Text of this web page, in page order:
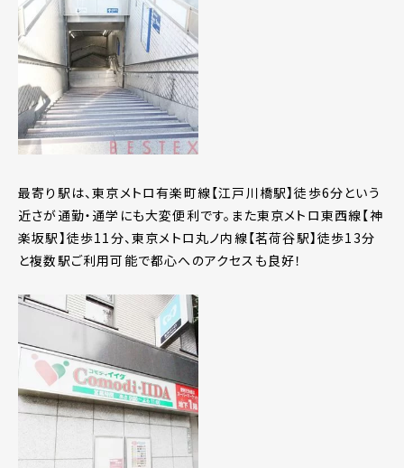
最寄り駅は、東京メトロ有楽町線【江戸川橋駅】徒歩6分という
近さが通勤・通学にも大変便利です。また東京メトロ東西線【神
楽坂駅】徒歩11分、東京メトロ丸ノ内線【茗荷谷駅】徒歩13分
と複数駅ご利用可能で都心へのアクセスも良好！